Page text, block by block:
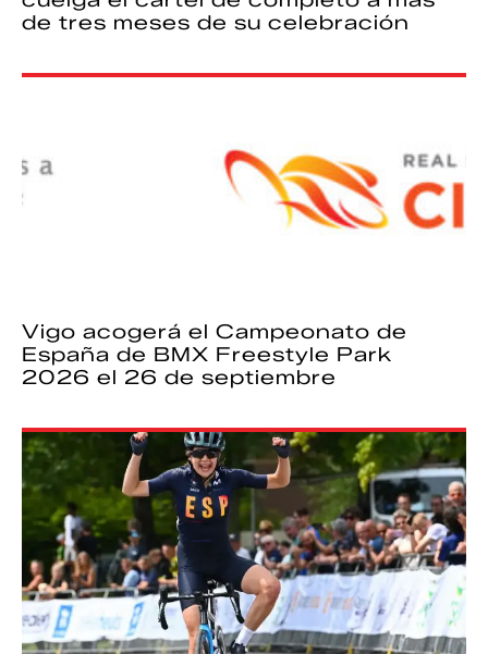
de tres meses de su celebración
Vigo acogerá el Campeonato de
España de BMX Freestyle Park
2026 el 26 de septiembre